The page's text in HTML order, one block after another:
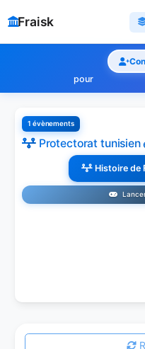
Fraisk
pour
1 évènements
Protectorat tunisien
Histoire de